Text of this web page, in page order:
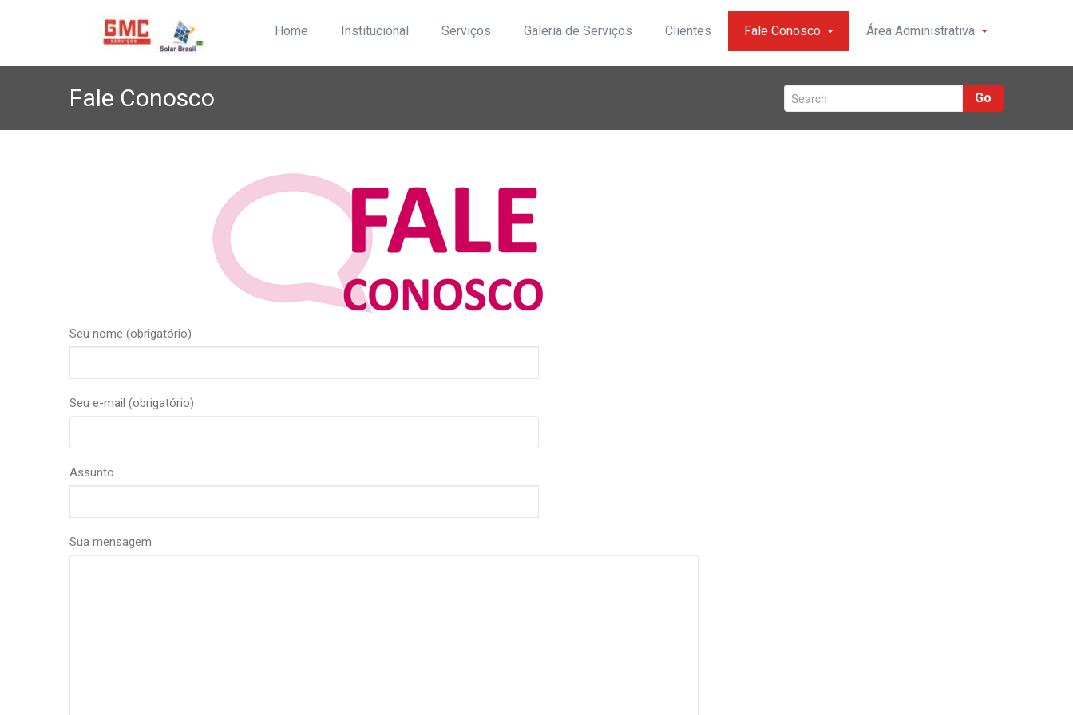
Home Institucional Serviços Galeria de Serviços Clientes Fale Conosco Área Administrativa
Fale Conosco Go
Seu nome (obrigatório)
Seu e-mail (obrigatório)
Assunto
Sua mensagem